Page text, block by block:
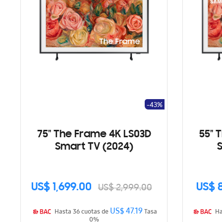
75" The Frame 4K LS03D
Smart TV (2024)
US$ 1,699.00 US$ 2,999.00
-43%
Hasta 36 cuotas deUS$ 47.19Tasa
55"
US$